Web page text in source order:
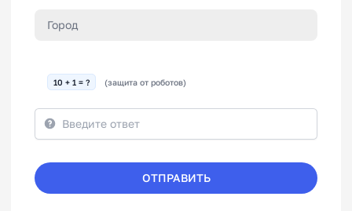
10 + 1 = ? (защита от роботов)
ОТПРАВИТЬ